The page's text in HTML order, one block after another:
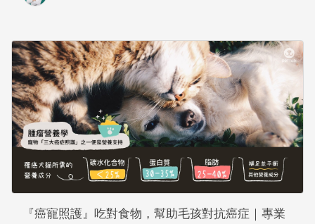
『癌寵照護』吃對食物，幫助毛孩對抗癌症｜專業